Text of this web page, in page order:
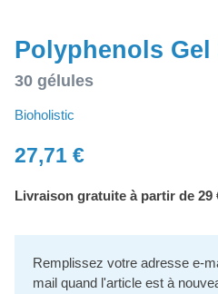
Polyphenols
30 gélules
Bioholistic
27,71 €
Livraison gratuite à partir de 29
Remplissez votre adresse e-
mail quand l'article est à